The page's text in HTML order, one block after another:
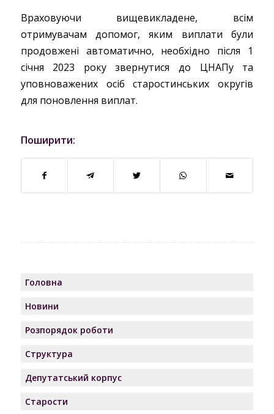
Враховуючи вищевикладене, всім
отримувачам допомог, яким виплати були
продовжені автоматично, необхідно після 1
січня 2023 року звернутися до ЦНАПу та
уповноважених осіб старостинських округів
для поновлення виплат.
Поширити:
Головна
Новини
Розпорядок роботи
Структура
Депутатський корпус
Старости